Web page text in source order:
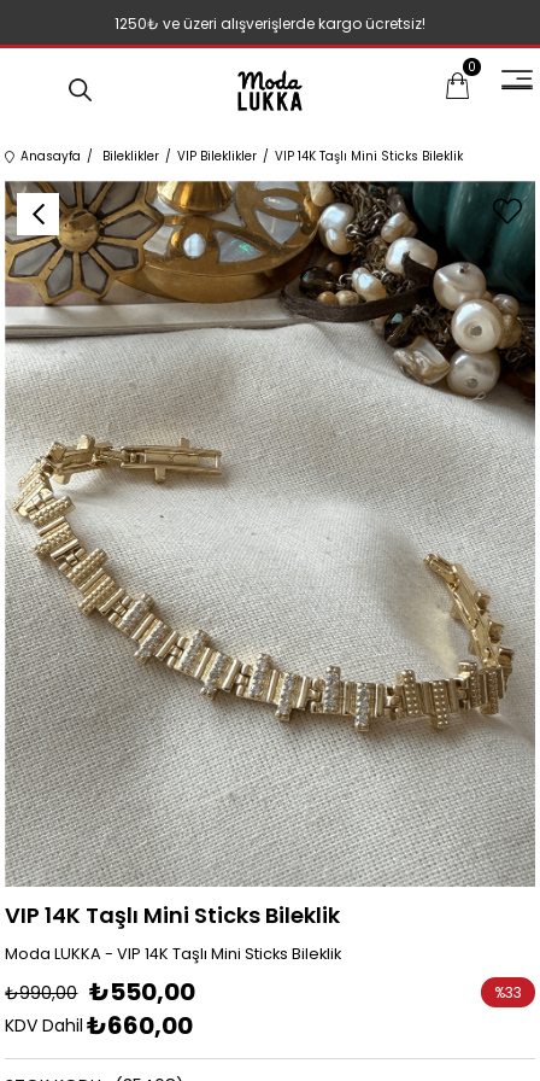
1250₺ ve üzeri alışverişlerde kargo ücretsiz!
0
Anasayfa Bileklikler VIP Bileklikler VIP 14K Taşlı Mini Sticks Bileklik
VIP 14K Taşlı Mini Sticks Bileklik
Moda LUKKA - VIP 14K Taşlı Mini Sticks Bileklik
₺990,00 ₺550,00
KDV Dahil ₺660,00
%33